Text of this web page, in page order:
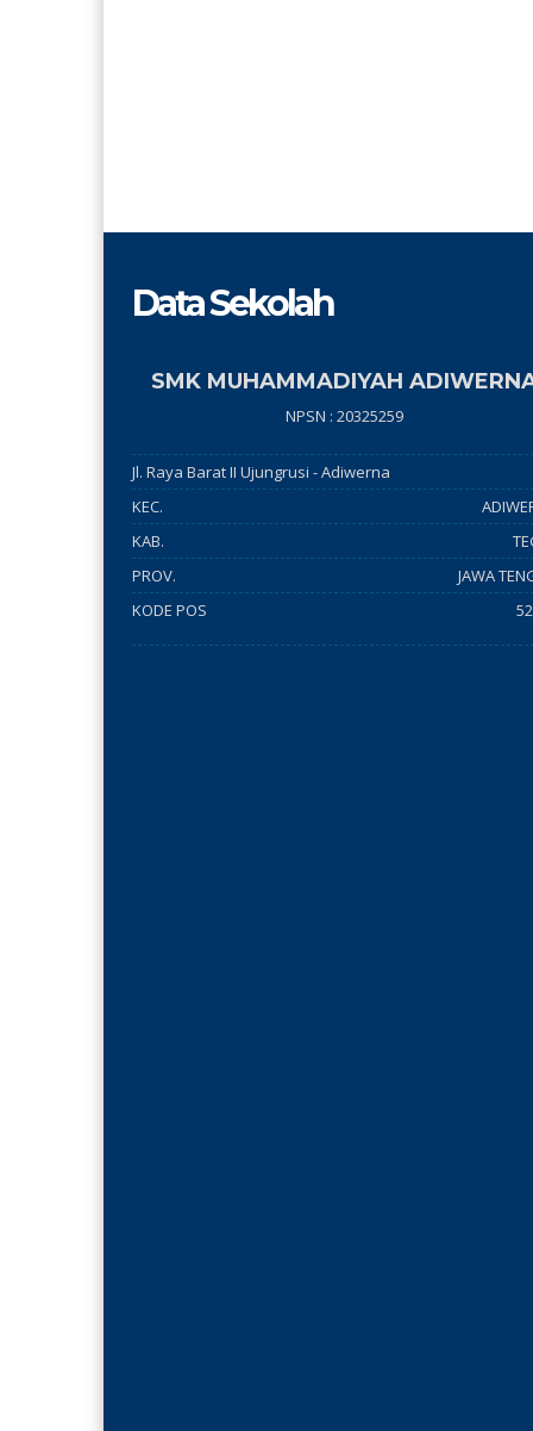
Data Sekolah
SMK MUHAMMADIYAH
NPSN : 20325259
Jl. Raya Barat II Ujungrusi - Adiwerna
KEC.
KAB.
PROV.
JAWA
KODE POS